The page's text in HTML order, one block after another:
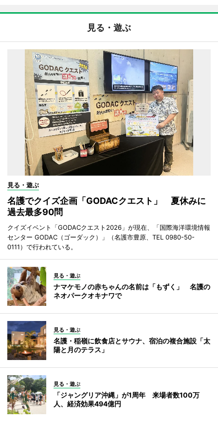
見る・遊ぶ
見る・遊ぶ
名護でクイズ企画「GODACクエスト」 夏休みに
過去最多90問
クイズイベント「GODACクエスト2026」が現在、「国際海洋環境情報
センター GODAC（ゴーダック）」（名護市豊原、TEL 0980-50-
0111）で行われている。
見る・遊ぶ
ナマケモノの赤ちゃんの名前は「もずく」 名護の
ネオパークオキナワで
見る・遊ぶ
名護・稲嶺に飲食店とサウナ、宿泊の複合施設「太
陽と月のテラス」
見る・遊ぶ
「ジャングリア沖縄」が1周年 来場者数100万
人、経済効果494億円